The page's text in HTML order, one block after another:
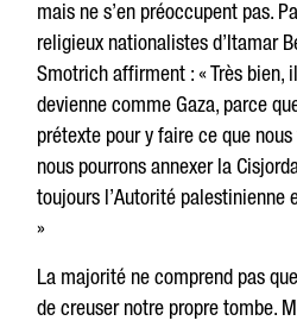
mais ne s’en préoccupent pas.
religieux nationalistes d’Itamar
Smotrich affirment : « Très bien,
devienne comme Gaza, parce
prétexte pour y faire ce que
nous pourrons annexer la
toujours l’Autorité palestinienne
»
La majorité ne comprend pas
de creuser notre propre tombe.